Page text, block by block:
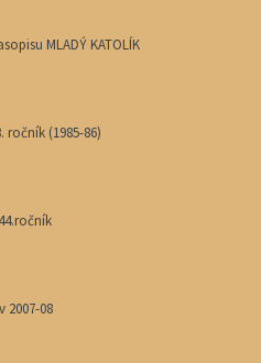
MLADÝ KATOLÍK
ročník (1985-86)
2007-08